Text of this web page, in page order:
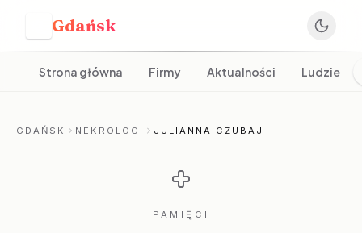
Gdańsk
Strona główna Firmy Aktualności Ludzie
GDAŃSK NEKROLOGI JULIANNA CZUBAJ
PAMIĘCI